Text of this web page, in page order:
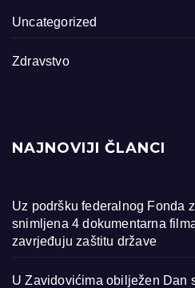
Uncategorized
Zdravstvo
NAJNOVIJI ČLANCI
Uz podršku federalnog Fonda
snimljena 4 dokumentarna
zavrjeđuju zaštitu države
U Zavidovićima obilježen Dan